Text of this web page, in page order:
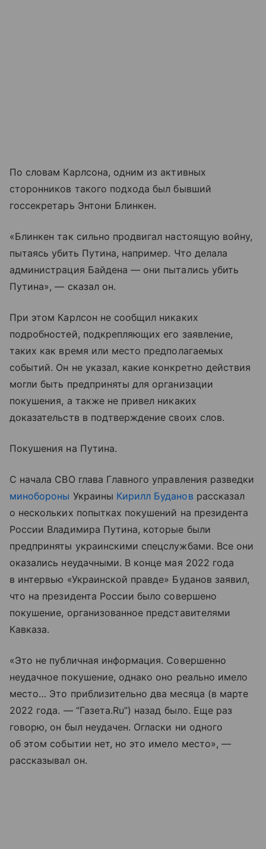
По словам Карлсона, одним из активных
сторонников такого подхода был бывший
госсекретарь Энтони Блинкен.
«Блинкен так сильно продвигал настоящую войну,
пытаясь убить Путина, например. Что делала
администрация Байдена — они пытались убить
Путина», — сказал он.
При этом Карлсон не сообщил никаких
подробностей, подкрепляющих его заявление,
таких как время или место предполагаемых
событий. Он не указал, какие конкретно действия
могли быть предприняты для организации
покушения, а также не привел никаких
доказательств в подтверждение своих слов.
Покушения на Путина.
С начала СВО глава Главного управления разведки
минобороны Украины Кирилл Буданов рассказал
о нескольких попытках покушений на президента
России Владимира Путина, которые были
предприняты украинскими спецслужбами. Все они
оказались неудачными. В конце мая 2022 года
в интервью «Украинской правде» Буданов заявил,
что на президента России было совершено
покушение, организованное представителями
Кавказа.
«Это не публичная информация. Совершенно
неудачное покушение, однако оно реально имело
место… Это приблизительно два месяца (в марте
2022 года. — “Газета.Ru”) назад было. Еще раз
говорю, он был неудачен. Огласки ни одного
об этом событии нет, но это имело место», —
рассказывал он.